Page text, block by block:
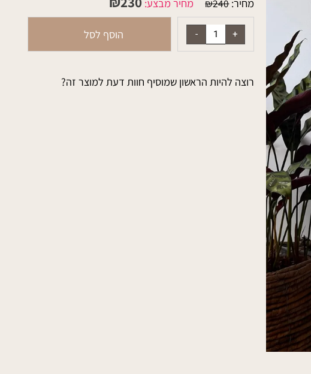
מחיר: ₪ 240 מחיר מבצע: ₪230
הוסף לסל
רוצה להיות הראשון שמוסיף חוות דעת למוצר זה?